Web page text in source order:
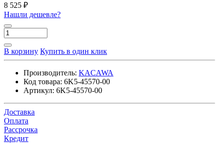
8 525 ₽
Нашли дешевле?
В корзину Купить в один клик
Производитель: KACAWA
Код товара: 6K5-45570-00
Артикул: 6K5-45570-00
Доставка
Оплата
Рассрочка
Кредит